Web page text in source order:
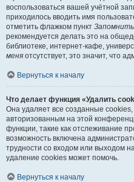
воспользоваться вашей учётной
приходилось вводить имя
отметить флажком пункт
рекомендуется делать это на
библиотеке, интернет-кафе,
меня отсутствует, это значит, что
Вернуться к началу
Что делает функция «Удалить
Она удаляет все созданные
авторизованным на этой
функции, такие как отслеживание
возможность включена
трудности со входом или выходом
удаление cookies может помочь.
Вернуться к началу